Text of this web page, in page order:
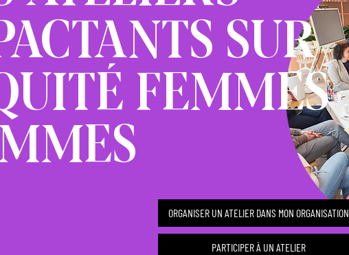
SUR
FEMMES-
ORGANISER UN ATELIER DANS MON ORGANISATION
PARTICIPER À UN ATELIER